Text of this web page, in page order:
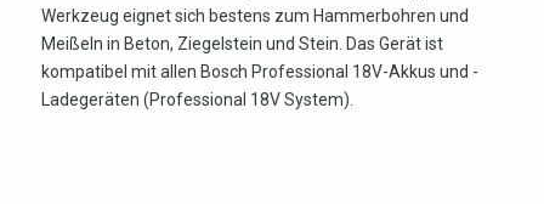
Werkzeug eignet sich bestens zum Hammerbohren und
Meißeln in Beton, Ziegelstein und Stein. Das Gerät ist
kompatibel mit allen Bosch Professional 18V-Akkus und -
Ladegeräten (Professional 18V System).